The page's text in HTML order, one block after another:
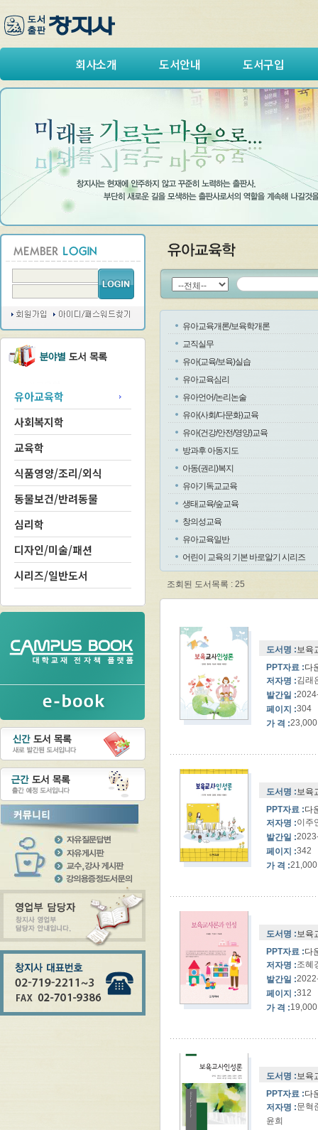
회사소개 도서안내 도서구입
유아교육학
사회복지학
교육학
식품영양/조리/외식
동물보건/반려동물
심리학
디자인/미술/패션
시리즈/일반도서
유아교육개론/보육학개론
교직실무
유아(교육/보육)실습
유아교육심리
유아언어/논리논술
유아(사회/다문화)교육
유아(건강/안전/영양)교육
방과후 아동지도
아동(권리)복지
유아기독교교육
생태교육/숲교육
창의성교육
유아교육일반
어린이 교육의 기본 바로알기 시리즈
조회된 도서목록 : 25
도서명 :보육
PPT자료 :다
저자명 :김래
발간일 :
페이지 :304
가 격 :23,000
도서명 :보육
PPT자료 :다
저자명 :이주
발간일 :
페이지 :342
가 격 :21,000
도서명 :보육
PPT자료 :다
저자명 :조혜
발간일 :
페이지 :312
가 격 :19,000
도서명 :보육
PPT자료 :다
저자명 :문혁
윤희